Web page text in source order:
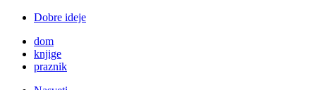
Dobre ideje
dom
knjige
praznik